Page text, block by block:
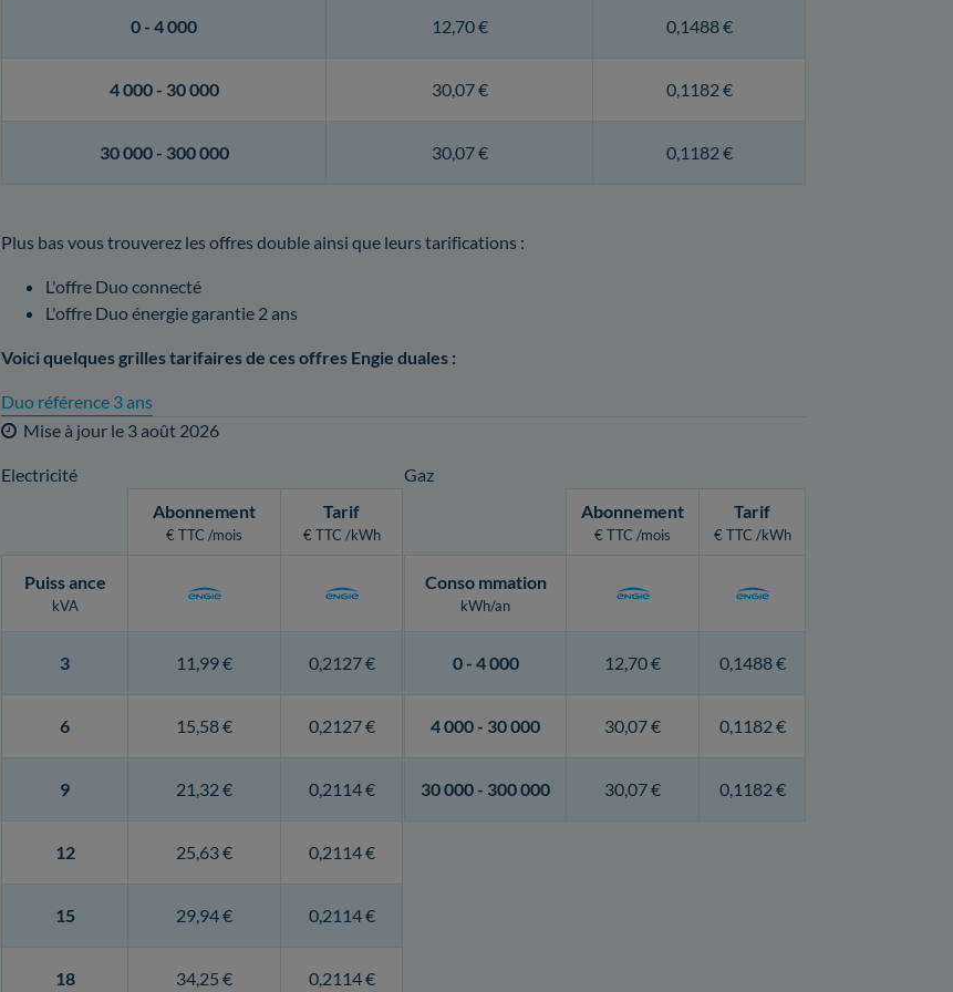
0 -4 000 12,70 € 0,1488 €
4 000 - 30 000 30,07 € 0,1182 €
30 000 - 300 000 30,07 € 0,1182 €
Plus bas vous trouverez les offres double ainsi que leurs tarifications :
L'offre Duo connecté
L'offre Duo énergie garantie 2 ans
Voici quelques grilles tarifaires de ces offres Engie duales :
Duo référence 3 ans
Mise à jour le 3 août 2026
Electricité
Abonnement
€ TTC /mois
Tarif
€ TTC /kWh
Puissance
kVA
3 11,99 € 0,2127 €
6 15,58 € 0,2127 €
9 21,32 € 0,2114 €
12 25,63 € 0,2114 €
15 29,94 € 0,2114 €
18 34,25 € 0,2114 €
Gaz
Abonnement
€ TTC /mois
Tarif
€ TTC /kWh
Conso mmation
kWh/an
0 - 4 000 12,70 € 0,1488 €
4 000 - 30 000 30,07 € 0,1182 €
30 000 - 300 000 30,07 € 0,1182 €